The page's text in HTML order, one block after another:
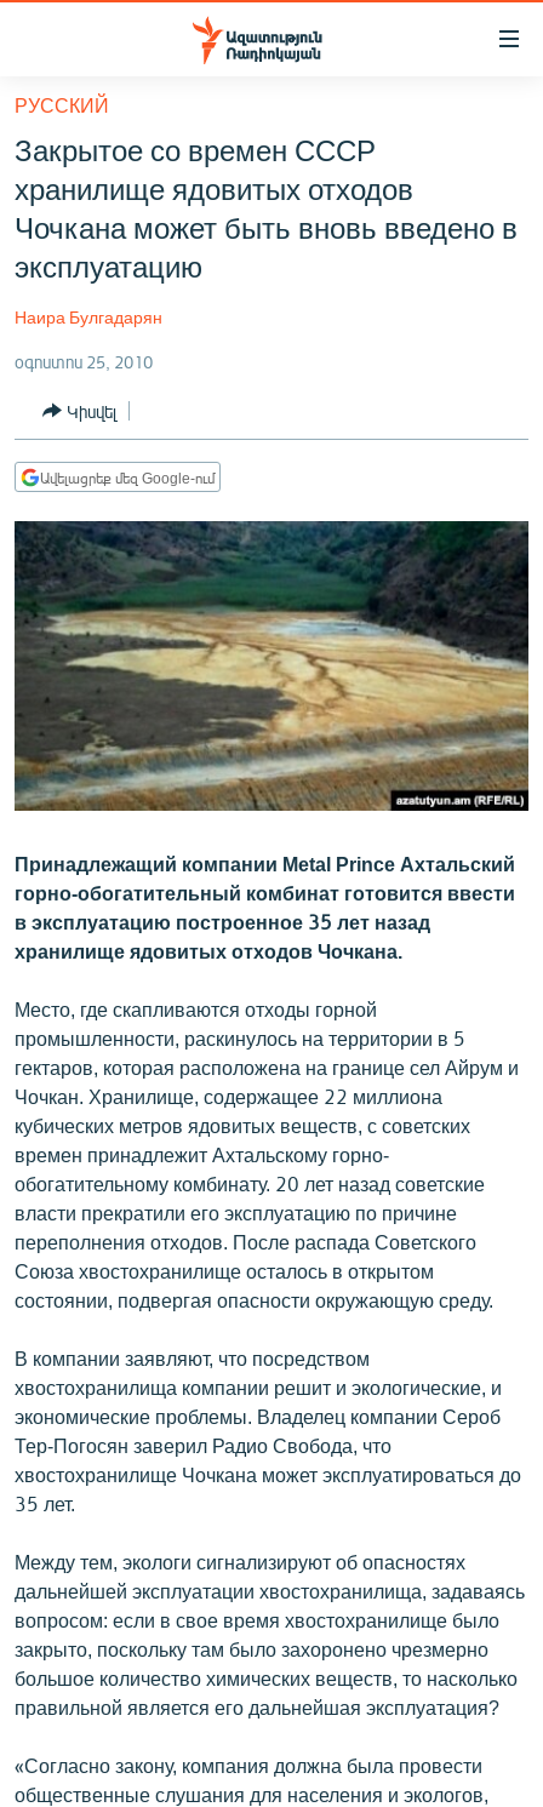
Մատչելիության
հիմնական
բովանդակությանը
հիմնական
մենյուին
Որոնում
ՀԱՅԱՍՏԱՆ
ՔԱՂԱՔԱԿԱՆ
ԸՆՏՐՈՒԹՅՈՒՆՆԵՐ 2026
ՊԱՏԵՐԱԶՄԻ 6 ՇԱԲԱԹՆԵՐԸ
ՏԱՐԱԾԱՇՐՋԱՆ
ՄԻՋԱԶԳԱՅԻՆ
ՄՇԱԿՈՒՅԹ
ՍՊՈՐՏ
ՄԵԿՆԱԲԱՆՈՒԹՅՈՒՆ
ՏՏ ԵՒ ԻՆՏԵՐՆԵՏ
ԿՈՐՈՆԱՎԻՐՈՒՍ
ՏԵՍԱՆՅՈՒԹԵՐ
ԲԱՆԱՎԵՃ
ՁԳՏԵԼՈՎ ԼԱՎԱԳՈՒՅՆԻՆ
ՓՈԴՔԱՍԹ
Հայերեն
English
Русский
ՀԵՏԵՎԵՔ ՄԵԶ
«Ազատության» բոլոր կայքերը
РУССКИЙ
Закрытое со времен СССР
хранилище ядовитых отходов
Чочкана может быть вновь введено в
эксплуатацию
Наира Булгадарян
օգոստոս 25, 2010
Կիսվել
Ավելացրեք մեզ Google-ում
Принадлежащий компании Metal Prince Ахтальский
горно-обогатительный комбинат готовится ввести
в эксплуатацию построенное 35 лет назад
хранилище ядовитых отходов Чочкана.
Место, где скапливаются отходы горной
промышленности, раскинулось на территории в 5
гектаров, которая расположена на границе сел Айрум и
Чочкан. Хранилище, содержащее 22 миллиона
кубических метров ядовитых веществ, с советских
времен принадлежит Ахтальскому горно-
обогатительному комбинату. 20 лет назад советские
власти прекратили его эксплуатацию по причине
переполнения отходов. После распада Советского
Союза хвостохранилище осталось в открытом
состоянии, подвергая опасности окружающую среду.
В компании заявляют, что посредством
хвостохранилища компании решит и экологические, и
экономические проблемы. Владелец компании Сероб
Тер-Погосян заверил Радио Свобода, что
хвостохранилище Чочкана может эксплуатироваться до
35 лет.
Между тем, экологи сигнализируют об опасностях
дальнейшей эксплуатации хвостохранилища, задаваясь
вопросом: если в свое время хвостохранилище было
закрыто, поскольку там было захоронено чрезмерно
большое количество химических веществ, то насколько
правильной является его дальнейшая эксплуатация?
«Согласно закону, компания должна была провести
общественные слушания для населения и экологов,